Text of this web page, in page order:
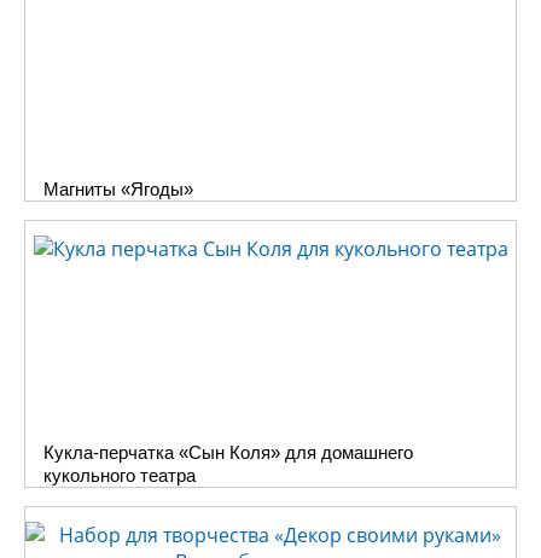
Магниты «Ягоды»
Кукла-перчатка «Сын Коля» для домашнего
кукольного театра